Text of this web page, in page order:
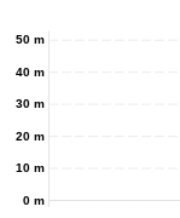
0 m
10 m
20 m
30 m
40 m
50 m